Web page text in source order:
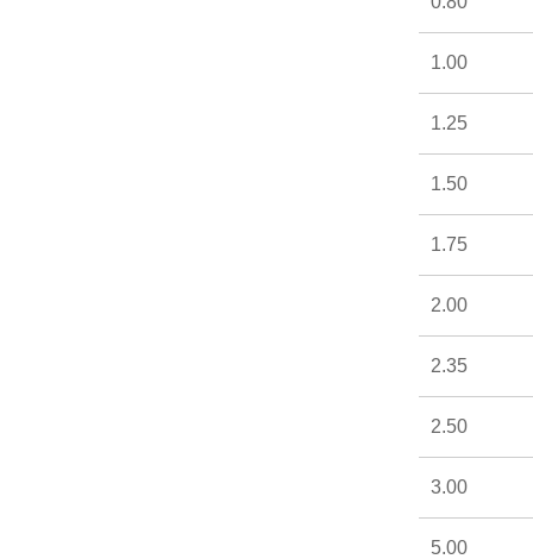
1.00
1.25
1.50
1.75
2.00
2.35
2.50
3.00
5.00